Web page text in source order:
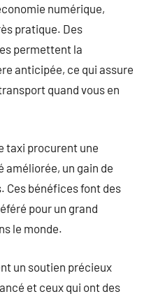
numérique,
pratique. Des
permettent la
anticipée, ce qui assure
quand vous en
taxi procurent une
un gain de
Ces bénéfices font des
pour un grand
le monde.
un soutien précieux
et ceux qui ont des